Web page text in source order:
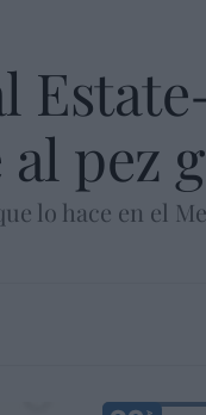
pez
lo hace en el